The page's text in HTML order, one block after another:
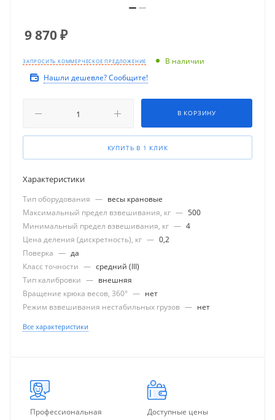
9 870₽
ЗАПРОСИТЬ КОММЕРЧЕСКОЕ ПРЕДЛОЖЕНИЕ
В наличии
Нашли дешевле? Сообщите!
В КОРЗИНУ
КУПИТЬ В 1 КЛИК
Характеристики
Тип оборудования — весы крановые
Максимальный предел взвешивания, кг — 500
Минимальный предел взвешивания, кг — 4
Цена деления (дискретность), кг — 0,2
Поверка — да
Класс точности — средний (III)
Тип калибровки — внешняя
Вращение крюка весов, 360° — нет
Режим взвешивания нестабильных грузов — нет
Все характеристики
Профессиональная
Доступные цены